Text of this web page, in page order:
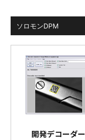
ソロモンDPM
開発デコーダー